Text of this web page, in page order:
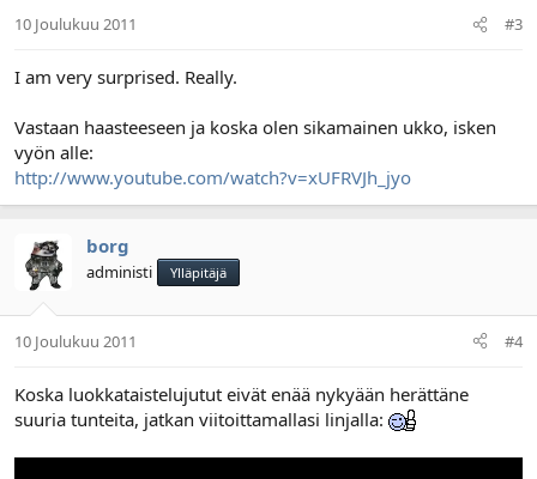
10 Joulukuu 2011 #3
I am very surprised. Really.
Vastaan haasteeseen ja koska olen sikamainen ukko, isken
vyön alle:
http://www.youtube.com/watch?v=xUFRVJh_jyo
borg
administi Ylläpitäjä
10 Joulukuu 2011 #4
Koska luokkataistelujutut eivät enää nykyään herättäne
suuria tunteita, jatkan viitoittamallasi linjalla: